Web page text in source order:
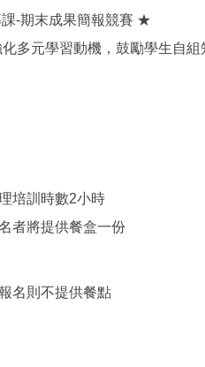
-期末成果簡報競賽 ★
多元學習動機，鼓勵學生自
培訓時數2小時
者將提供餐盒一份
名則不提供餐點